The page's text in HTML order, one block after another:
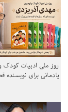
روز ملی ادبیات کودک
یادمانی برای